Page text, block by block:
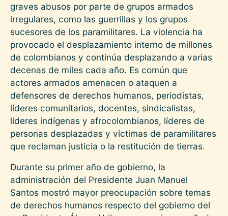
graves abusos por parte de grupos armados
irregulares, como las guerrillas y los grupos
sucesores de los paramilitares. La violencia ha
provocado el desplazamiento interno de millones
de colombianos y continúa desplazando a varias
decenas de miles cada año. Es común que
actores armados amenacen o ataquen a
defensores de derechos humanos, periodistas,
líderes comunitarios, docentes, sindicalistas,
líderes indígenas y afrocolombianos, líderes de
personas desplazadas y víctimas de paramilitares
que reclaman justicia o la restitución de tierras.
Durante su primer año de gobierno, la
administración del Presidente Juan Manuel
Santos mostró mayor preocupación sobre temas
de derechos humanos respecto del gobierno del